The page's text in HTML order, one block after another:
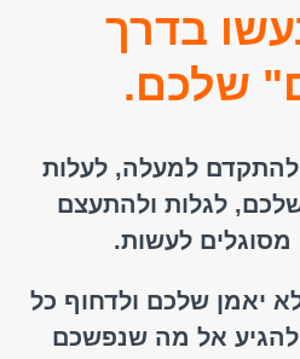
בדרך
שלכם.
למעלה, לעלות
לגלות ולהתעצם
לעשות.
יאמן שלכם ולדחוף כל
אל מה שנפשכם